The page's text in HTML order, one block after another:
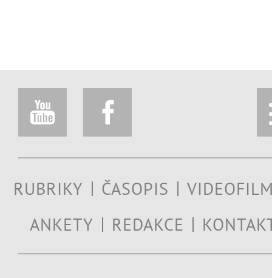
RUBRIKY ČASOPIS
ANKETY
REDAKCE